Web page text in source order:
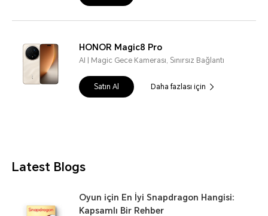
HONOR Magic8 Pro
AI | Magic Gece Kamerası, Sınırsız Bağlantı
Satın Al Daha fazlası için
Latest Blogs
Oyun için En İyi Snapdragon Hangisi:
Kapsamlı Bir Rehber